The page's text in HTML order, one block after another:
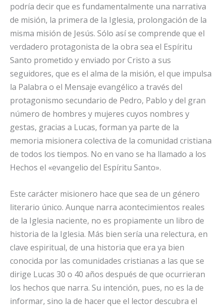
podría decir que es fundamentalmente una narrativa
de misión, la primera de la Iglesia, prolongación de la
misma misión de Jesús. Sólo así se comprende que el
verdadero protagonista de la obra sea el Espíritu
Santo prometido y enviado por Cristo a sus
seguidores, que es el alma de la misión, el que impulsa
la Palabra o el Mensaje evangélico a través del
protagonismo secundario de Pedro, Pablo y del gran
número de hombres y mujeres cuyos nombres y
gestas, gracias a Lucas, forman ya parte de la
memoria misionera colectiva de la comunidad cristiana
de todos los tiempos. No en vano se ha llamado a los
Hechos el «evangelio del Espíritu Santo».
Este carácter misionero hace que sea de un género
literario único. Aunque narra acontecimientos reales
de la Iglesia naciente, no es propiamente un libro de
historia de la Iglesia. Más bien sería una relectura, en
clave espiritual, de una historia que era ya bien
conocida por las comunidades cristianas a las que se
dirige Lucas 30 o 40 años después de que ocurrieran
los hechos que narra. Su intención, pues, no es la de
informar, sino la de hacer que el lector descubra el